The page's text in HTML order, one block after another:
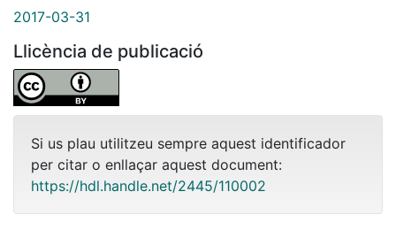
2017-03-31
Llicència de publicació
Si us plau utilitzeu sempre aquest identificador
per citar o enllaçar aquest document:
https://hdl.handle.net/2445/110002